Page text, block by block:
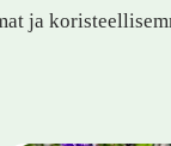
ja